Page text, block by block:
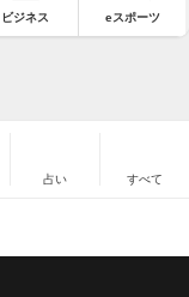
ビジネス eスポーツ
占い すべて